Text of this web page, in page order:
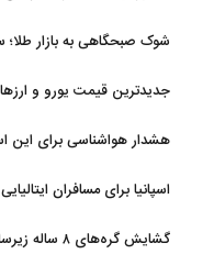
شوک صبحگاهی به بازار طلا؛ سکه ۱۸۵ میلیون
جدیدترین قیمت یورو و ارزهای
هشدار هواشناسی برای این
اسپانیا برای مسافران
گشایش گره‌های ۸ ساله زیرساختی پردیس با شتابدهی توسعه